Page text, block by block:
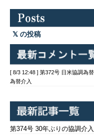
の投稿
[ 8/3 12:48 ] 第372号 日米協調為
為替介入
第374号 30年ぶりの協調介